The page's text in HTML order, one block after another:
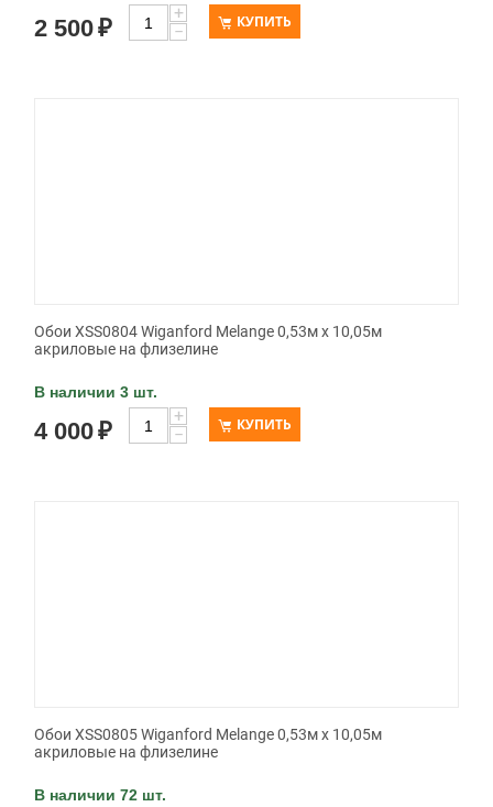
2 500₽
+
−
КУПИТЬ
Обои XSS0804 Wiganford Melange 0,53м x 10,05м
акриловые на флизелине
В наличии 3 шт.
4 000₽
+
−
КУПИТЬ
Обои XSS0805 Wiganford Melange 0,53м x 10,05м
акриловые на флизелине
В наличии 72 шт.